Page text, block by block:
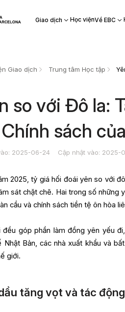
Giao dịch Học việnVề EBC
Giao dịch Trung tâm Học tập
so với Đô la:
sách
2025-06-24 Cập nhật vào: 2025-
2025, tỷ giá hối đoái yên so với
sát chặt chẽ. Hai trong số những
cầu và chính sách tiền tệ ôn hòa
đều góp phần làm đồng yên yếu
Nhật Bản, các nhà xuất khẩu và
giới.
tăng vọt và tác